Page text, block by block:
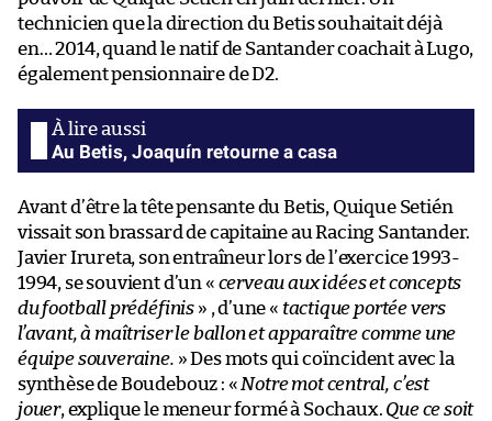
technicien que la direction du Betis souhaitait déjà
en… 2014, quand le natif de Santander coachait à Lugo,
également pensionnaire de D2.
Au Betis, Joaquín retourne a casa
Avant d’être la tête pensante du Betis, Quique Setién
vissait son brassard de capitaine au Racing Santander.
Javier Irureta, son entraîneur lors de l’exercice 1993-
1994, se souvient d’un « cerveau aux idées et concepts
du football prédéfinis » , d’une « tactique portée vers
l’avant, à maîtriser le ballon et apparaître comme une
équipe souveraine. » Des mots qui coïncident avec la
synthèse de Boudebouz : « Notre mot central, c’est
jouer, explique le meneur formé à Sochaux. Que ce soit